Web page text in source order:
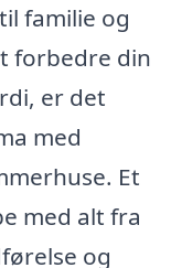
familie og
forbedre din
er det
med
Et
med alt fra
og